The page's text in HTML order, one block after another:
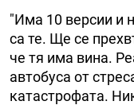
"Има 10 версии и
са те. Ще се
че тя има вина.
автобуса от
катастрофата.